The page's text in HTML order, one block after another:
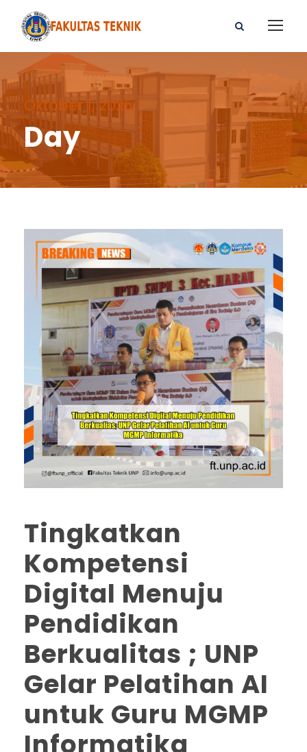
Oktober 1, 2025
Day
Tingkatkan
Kompetensi
Digital Menuju
Pendidikan
Berkualitas ; UNP
Gelar Pelatihan AI
untuk Guru MGMP
Informatika